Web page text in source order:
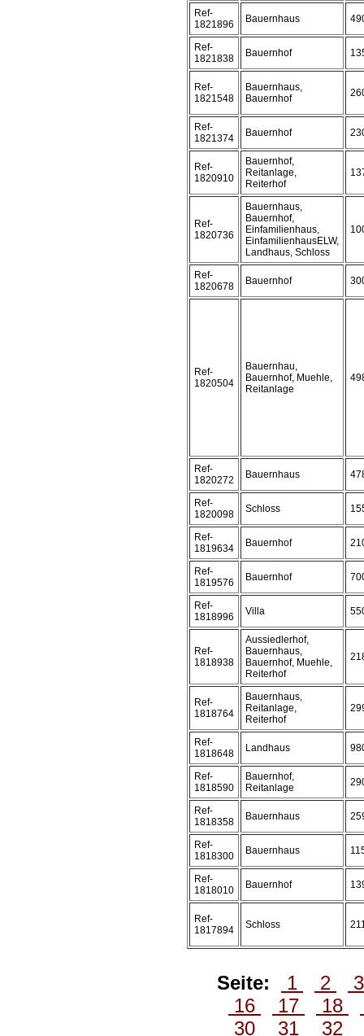
Ref-
1821896
Bauernhaus
Ref-
1821838
Bauernhof
Ref-
1821548
Bauernhaus,
Bauernhof
Ref-
1821374
Bauernhof
Ref-
1820910
Bauernhof,
Reitanlage,
Reiterhof
Ref-
1820736
Bauernhaus,
Bauernhof,
Einfamilienhaus,
EinfamilienhausELW,
Landhaus, Schloss
Ref-
1820678
Bauernhof
Ref-
1820504
Bauernhau,
Bauernhof, Muehle,
Reitanlage
Ref-
1820272
Bauernhaus
Ref-
1820098
Schloss
Ref-
1819634
Bauernhof
Ref-
1819576
Bauernhof
Ref-
1818996
Villa
Ref-
1818938
Aussiedlerhof,
Bauernhaus,
Bauernhof, Muehle,
Reiterhof
Ref-
1818764
Bauernhaus,
Reitanlage,
Reiterhof
Ref-
1818648
Landhaus
Ref-
1818590
Bauernhof,
Reitanlage
Ref-
1818358
Bauernhaus
Ref-
1818300
Bauernhaus
Ref-
1818010
Bauernhof
Ref-
1817894
Schloss
Seite: 1 2
16
17 18
30
31 32